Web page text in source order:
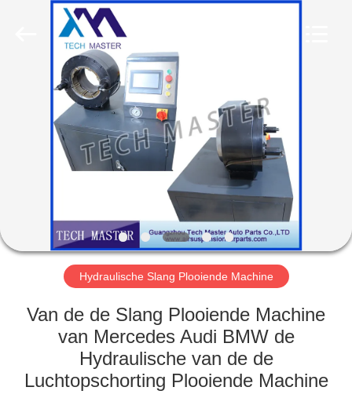
HUIS
PRODUCTEN
OVER
ONS
FABRIEKSRONDLEIDING
KWALITEITSCONTROLE
Hydraulische Slang Plooiende Machine
Van de de Slang Plooiende Machine
van Mercedes Audi BMW de
Hydraulische van de de
Luchtopschorting Plooiende Machine